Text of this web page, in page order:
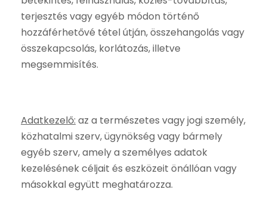
terjesztés vagy egyéb módon történő
hozzáférhetővé tétel útján, összehangolás vagy
összekapcsolás, korlátozás, illetve
megsemmisítés.
Adatkezelő: az a természetes vagy jogi személy,
közhatalmi szerv, ügynökség vagy bármely
egyéb szerv, amely a személyes adatok
kezelésének céljait és eszközeit önállóan vagy
másokkal együtt meghatározza.